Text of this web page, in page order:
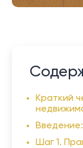
Краткий
Шаг 1.